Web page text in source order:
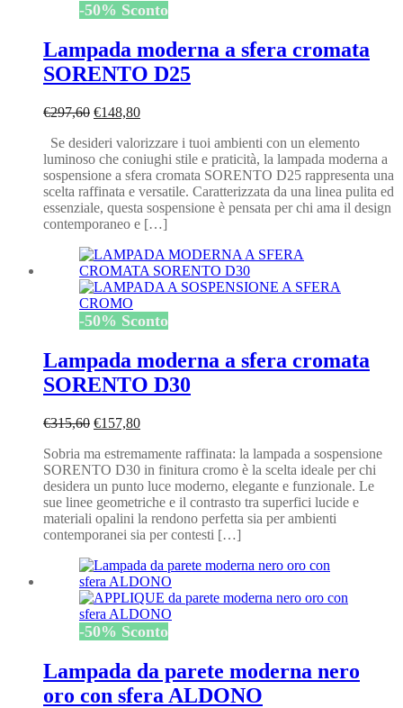
-50% Sconto
Lampada moderna a sfera cromata
SORENTO D25
€297,60 Il
originale
era:
€297,60.
€148,80Il
attuale
è:
€148,80.
Se desideri valorizzare i tuoi ambienti con un elemento
luminoso che coniughi stile e praticità, la lampada moderna a
sospensione a sfera cromata SORENTO D25 rappresenta una
scelta raffinata e versatile. Caratterizzata da una linea pulita ed
essenziale, questa sospensione è pensata per chi ama il design
contemporaneo e […]
-50% Sconto
Lampada moderna a sfera cromata
SORENTO D30
€315,60 Il
originale
era:
€315,60.
€157,80Il
attuale
è:
€157,80.
Sobria ma estremamente raffinata: la lampada a sospensione
SORENTO D30 in finitura cromo è la scelta ideale per chi
desidera un punto luce moderno, elegante e funzionale. Le
sue linee geometriche e il contrasto tra superfici lucide e
materiali opalini la rendono perfetta sia per ambienti
contemporanei sia per contesti […]
-50% Sconto
Lampada da parete moderna nero
oro con sfera ALDONO